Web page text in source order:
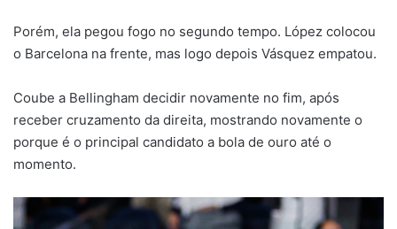
Porém, ela pegou fogo no segundo tempo. López colocou
o Barcelona na frente, mas logo depois Vásquez empatou.
Coube a Bellingham decidir novamente no fim, após
receber cruzamento da direita, mostrando novamente o
porque é o principal candidato a bola de ouro até o
momento.